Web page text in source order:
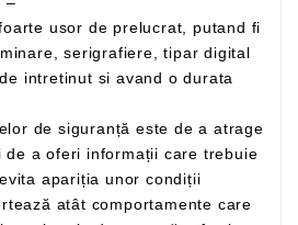
care